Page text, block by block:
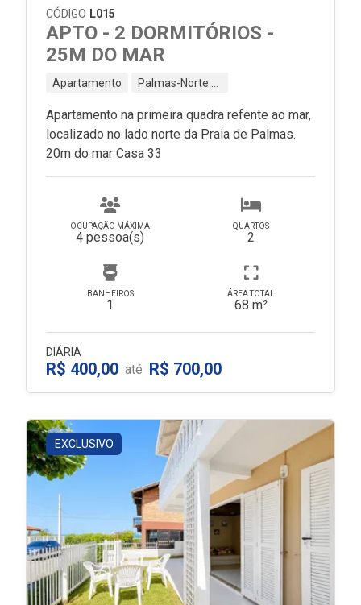
CÓDIGO L015
APTO - 2 DORMITÓRIOS -
25M DO MAR
Apartamento
Apartamento na primeira quadra refente ao mar,
localizado no lado norte da Praia de Palmas.
20m do mar Casa 33
OCUPAÇÃO MÁXIMA
4 pessoa(s)
QUARTOS
2
BANHEIROS
1
ÁREA TOTAL
68 m²
DIÁRIA
R$ 400,00 até R$ 700,00
EXCLUSIVO